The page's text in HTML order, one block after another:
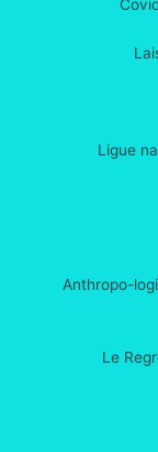
Ligue
Anthropo-
Le